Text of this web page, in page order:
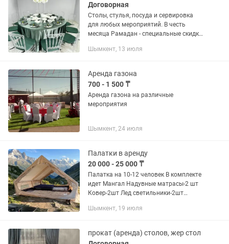
Договорная
Столы, стулья, посуда и сервировка
для любых мероприятий. В честь
месяца Рамадан - специальные скидки
Шымкент, 13 июля
Аренда газона
700 - 1 500 ₸
Аренда газона на различные
мероприятия
Шымкент, 24 июля
Палатки в аренду
20 000 - 25 000 ₸
Палатка на 10-12 человек В комплекте
идет Мангал Надувные матрасы-2 шт
Ковер-2шт Лед светильники-2шт
8 человек Чайник
Шымкент, 19 июля
прокат (аренда) столов, жер стол